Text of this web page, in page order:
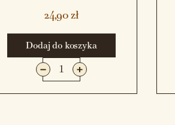
24,90 zł
Dodaj do koszyka